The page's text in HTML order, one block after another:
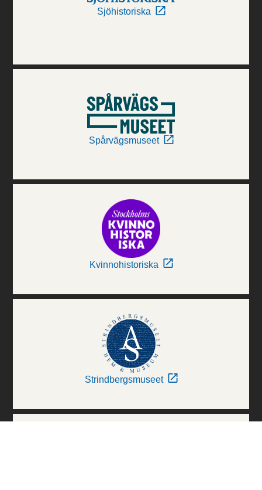
Sjöhistoriska
Spårvägsmuseet
Kvinnohistoriska
Strindbergsmuseet